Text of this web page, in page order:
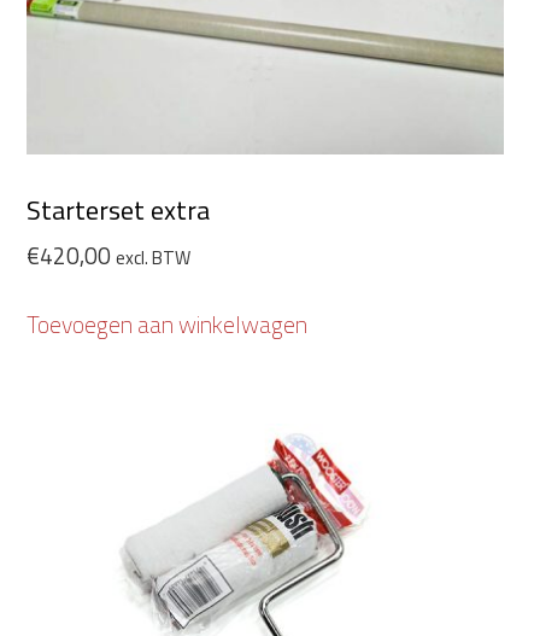
Starterset extra
€420,00 excl. BTW
Toevoegen aan winkelwagen